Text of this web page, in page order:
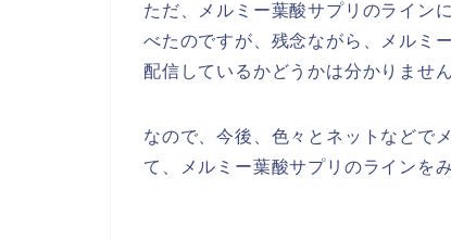
ただ、メルミー葉酸サプリのライン
べたのですが、残念ながら、メルミ
配信しているかどうかは分かりません
なので、今後、色々とネットなどで
て、メルミー葉酸サプリのラインを